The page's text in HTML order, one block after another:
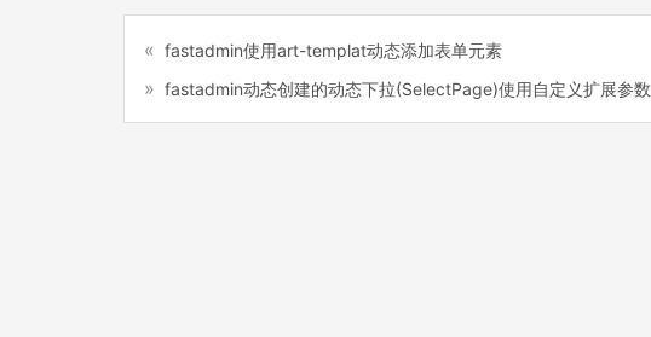
fastadmin使用art-templat动态添加表单元素
fastadmin动态创建的动态下拉(SelectPage)使用自定义扩展参数